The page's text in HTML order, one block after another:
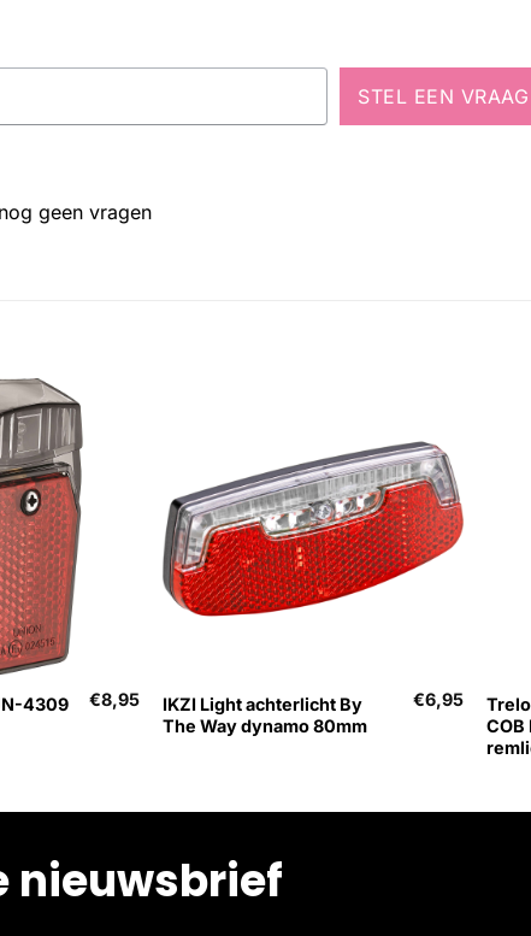
STEL EEN VRAAG
geen vragen
4309
€8,95
IKZI Light achterlicht By
The Way dynamo 80mm
€6,95
COB
nieuwsbrief